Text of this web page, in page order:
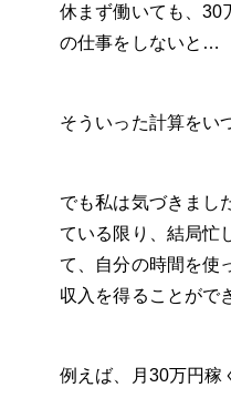
休まず働いても、30
の仕事をしないと…
そういった計算をい
でも私は気づきまし
ている限り、結局忙
て、自分の時間を使
収入を得ることがで
例えば、月30万円稼